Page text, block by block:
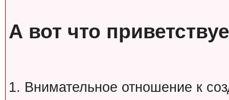
А вот что
1. Внимательное отношение к